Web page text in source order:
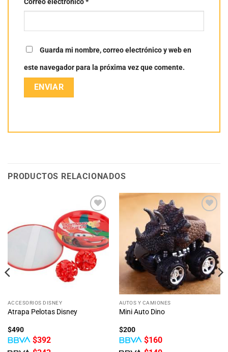
Correo electrónico*
Guarda mi nombre, correo electrónico y web en
este navegador para la próxima vez que comente.
PRODUCTOS RELACIONADOS
Añadir
a la
lista
de
deseos
ACCESORIOS DISNEY
Atrapa Pelotas Disney
$490
$392
Añadir
a la
lista
de
deseos
AUTOS Y CAMIONES
Mini Auto Dino
$200
$160